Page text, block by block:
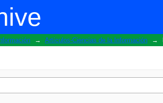
→ Artículos-Ciencias de la Información →